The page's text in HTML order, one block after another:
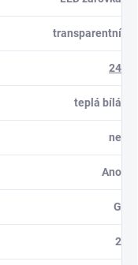
transparentní
24
teplá bílá
ne
Ano
G
2